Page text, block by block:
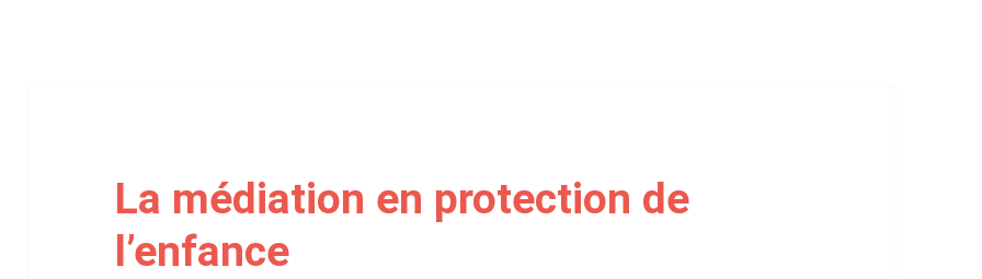
La médiation en protection de
l’enfance